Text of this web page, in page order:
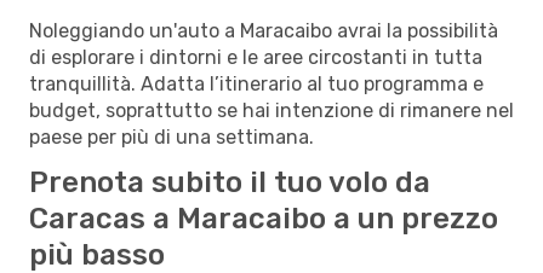
Noleggiando un'auto a Maracaibo avrai la possibilità
di esplorare i dintorni e le aree circostanti in tutta
tranquillità. Adatta l’itinerario al tuo programma e
budget, soprattutto se hai intenzione di rimanere nel
paese per più di una settimana.
Prenota subito il tuo volo da
Caracas a Maracaibo a un prezzo
più basso